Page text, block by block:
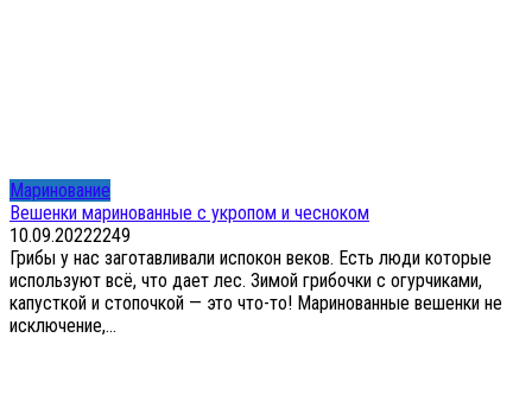
Маринование
Вешенки маринованные с укропом и чесноком
10.09.20222249
Грибы у нас заготавливали испокон веков. Есть люди которые
используют всё, что дает лес. Зимой грибочки с огурчиками,
капусткой и стопочкой — это что-то! Маринованные вешенки не
исключение,...